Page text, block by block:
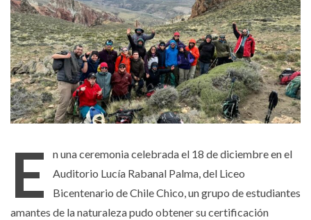
E
n una ceremonia celebrada el 18 de diciembre en el
Auditorio Lucía Rabanal Palma, del Liceo
Bicentenario de Chile Chico, un grupo de estudiantes
amantes de la naturaleza pudo obtener su certificación